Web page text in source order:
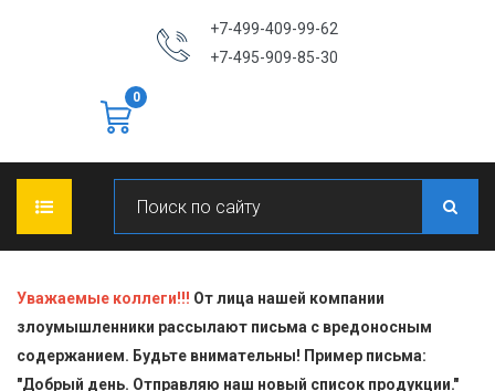
+7-499-409-99-62
+7-495-909-85-30
0
О КОМПАНИИ
Уважаемые коллеги!!! От лица нашей компании
злоумышленники рассылают письма с вредоносным
содержанием. Будьте внимательны! Пример письма:
"Добрый день. Отправляю наш новый список продукции."